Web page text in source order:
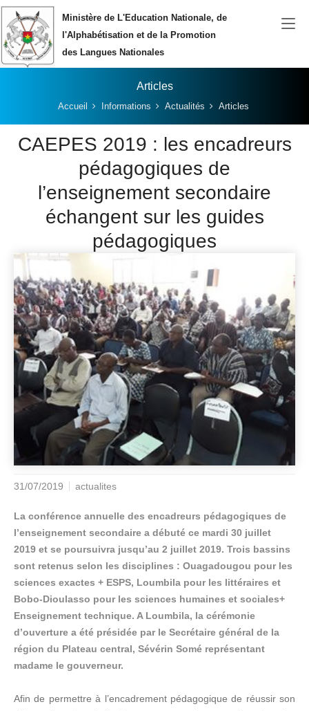
Aller au contenu principalMinistère de L'Education Nationale, de
l'Alphabétisation et de la Promotion
des Langues Nationales
Articles
Vous êtes ici:Accueil Informations Actualités Articles
CAEPES 2019 : les encadreurs
pédagogiques de
l’enseignement secondaire
échangent sur les guides
pédagogiques
31/07/2019 actualites
La conférence annuelle des encadreurs pédagogiques de
l’enseignement secondaire a débuté ce mardi 30 juillet
2019 et se poursuivra jusqu’au 2 juillet 2019. Trois bassins
sont retenus selon les disciplines : Ouagadougou pour les
sciences exactes + ESPS, Loumbila pour les littéraires et
Bobo-Dioulasso pour les sciences humaines et sociales+
Enseignement technique. A Loumbila, la cérémonie
d’ouverture a été présidée par le Secrétaire général de la
région du Plateau central, Sévérin Somé représentant
madame le gouverneur.
Afin de permettre à l’encadrement pédagogique de réussir son